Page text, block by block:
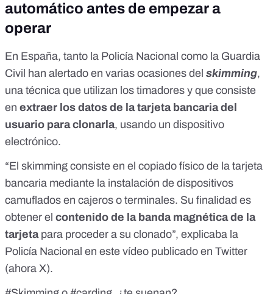
automático antes de empezar a
operar
En España, tanto la Policía Nacional como la Guardia
Civil han alertado en varias ocasiones del skimming,
una técnica que utilizan los timadores y que consiste
en extraer los datos de la tarjeta bancaria del
usuario para clonarla, usando un dispositivo
electrónico.
“El skimming consiste en el copiado físico de la tarjeta
bancaria mediante la instalación de dispositivos
camuflados en cajeros o terminales. Su finalidad es
obtener el contenido de la banda magnética de la
tarjetapara proceder a su clonado”, explicaba la
Policía Nacional en este vídeo publicado en Twitter
(ahora X).